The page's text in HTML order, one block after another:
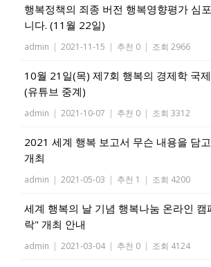
행복정책의 죄종 버전 행복영향평가 심
니다. (11월 22일)
admin | 2021-11-15 | 추천 0 | 조회 2966
10월 21일(목) 제7회 행복의 경제학 국
(유튜브 중계)
admin | 2021-10-07 | 추천 0 | 조회 3312
2021 세계 행복 보고서 무슨 내용을 담
개최
admin | 2021-05-03 | 추천 1 | 조회 4200
세계 행복의 날 기념 행복나눔 온라인 캠
락" 개최 안내
admin | 2021-03-04 | 추천 0 | 조회 4124